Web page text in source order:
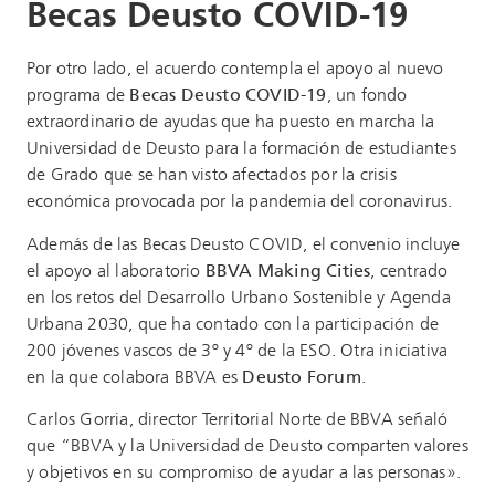
Becas Deusto COVID-19
Por otro lado, el acuerdo contempla el apoyo al nuevo
programa de Becas Deusto COVID-19 , un fondo
extraordinario de ayudas que ha puesto en marcha la
Universidad de Deusto para la formación de estudiantes
de Grado que se han visto afectados por la crisis
económica provocada por la pandemia del coronavirus.
Además de las Becas Deusto COVID, el convenio incluye
el apoyo al laboratorio BBVA Making Cities , centrado
en los retos del Desarrollo Urbano Sostenible y Agenda
Urbana 2030, que ha contado con la participación de
200 jóvenes vascos de 3º y 4º de la ESO. Otra iniciativa
en la que colabora BBVA es Deusto Forum
Carlos Gorria, director Territorial Norte de BBVA señaló
que “BBVA y la Universidad de Deusto comparten valores
y objetivos en su compromiso de ayudar a las personas».